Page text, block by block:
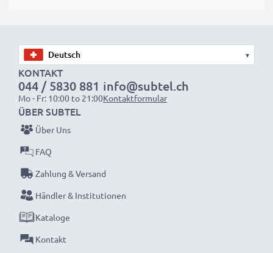
Vermeidung von Elektroschrott.
Entscheiden Sie sich für CELLONIC und machen Sie
keine Abstriche bei der Qualität!
▾
KONTAKT
044 / 5830 881
Mo - Fr: 10:00 to 21:00
info@subtel.ch
Kontaktformular
ÜBER SUBTEL
Über Uns
FAQ
Zahlung & Versand
Händler & Institutionen
Kataloge
Kontakt